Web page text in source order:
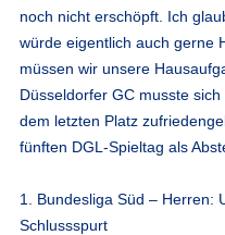
noch nicht erschöpft. Ich
würde eigentlich auch gerne
müssen wir unsere
Düsseldorfer GC musste
dem letzten Platz
fünften DGL-Spieltag als
1. Bundesliga Süd – Herren:
Schlussspurt